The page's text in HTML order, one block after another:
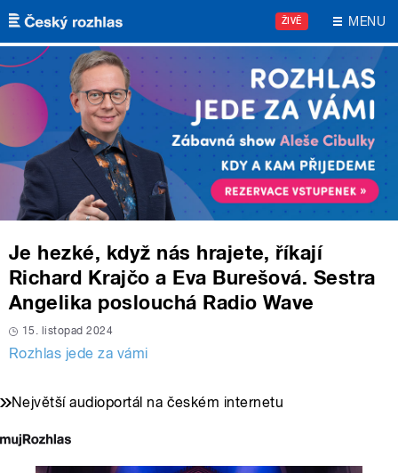
Přejít k hlavnímu obsahu
ŽIVĚ MENU
Je hezké, když nás hrajete, říkají
Richard Krajčo a Eva Burešová. Sestra
Angelika poslouchá Radio Wave
15. listopad 2024
Rozhlas jede za vámi
Největší audioportál na českém internetu